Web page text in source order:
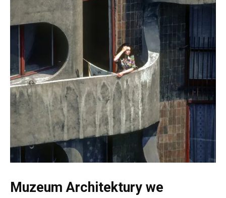
Muzeum Architektury we